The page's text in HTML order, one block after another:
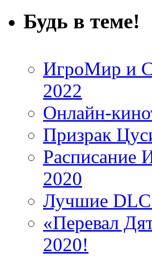
Будь в теме!
ИгроМир и
2022
Онлайн-
Призрак
Расписание
2020
Лучшие DLC
«Перевал
2020!